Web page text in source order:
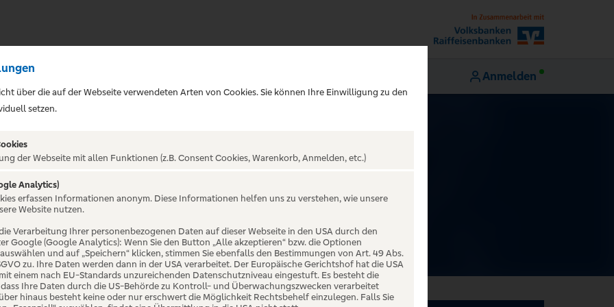
Anmelden
NERVEN STARK
über die auf der Webseite verwendeten Arten von Cookies. Sie können Ihre Einwilligung zu den
setzen.
der Webseite mit allen Funktionen (z.B. Consent Cookies, Warenkorb, Anmelden, etc.)
Analytics)
erfassen Informationen anonym. Diese Informationen helfen uns zu verstehen, wie unsere
Website nutzen.
Verarbeitung Ihrer personenbezogenen Daten auf dieser Webseite in den USA durch den
Google (Google Analytics): Wenn Sie den Button „Alle akzeptieren“ bzw. die Optionen
und auf „Speichern“ klicken, stimmen Sie ebenfalls den Bestimmungen von Art. 49 Abs.
zu. Ihre Daten werden dann in der USA verarbeitet. Der Europäische Gerichtshof hat die USA
einem nach EU-Standards unzureichenden Datenschutzniveau eingestuft. Es besteht die
Ihre Daten durch die US-Behörde zu Kontroll- und Überwachungszwecken verarbeitet
hinaus besteht keine oder nur erschwert die Möglichkeit Rechtsbehelf einzulegen. Falls Sie